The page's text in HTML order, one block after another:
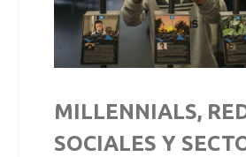
MILLENNIALS,
SOCIALES Y